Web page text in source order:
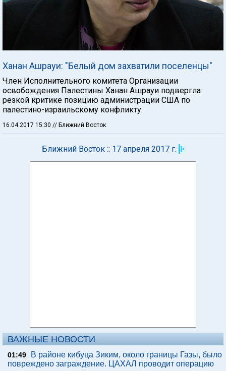
Ханан Ашрауи: "Белый дом захватили поселенцы"
Член Исполнительного комитета Организации
освобождения Палестины Ханан Ашрауи подвергла
резкой критике позицию администрации США по
палестино-израильскому конфликту.
16.04.2017 15:30 // Ближний Восток
Ближний Восток :: 17 апреля 2017 г.
ВАЖНЫЕ НОВОСТИ
01:49
В районе кибуца Зиким, около границы Газы, было
повреждено заграждение. ЦАХАЛ проводит операцию